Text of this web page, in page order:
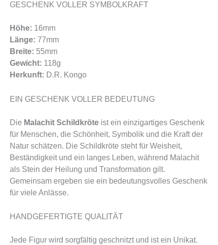
GESCHENK VOLLER SYMBOLKRAFT
Höhe: 16mm
Länge: 77mm
Breite: 55mm
Gewicht: 118g
Herkunft: D.R. Kongo
EIN GESCHENK VOLLER BEDEUTUNG
Die Malachit Schildkröte ist ein einzigartiges Geschenk
für Menschen, die Schönheit, Symbolik und die Kraft der
Natur schätzen. Die Schildkröte steht für Weisheit,
Beständigkeit und ein langes Leben, während Malachit
als Stein der Heilung und Transformation gilt.
Gemeinsam ergeben sie ein bedeutungsvolles Geschenk
für viele Anlässe.
HANDGEFERTIGTE QUALITÄT
Jede Figur wird sorgfältig geschnitzt und ist ein Unikat.